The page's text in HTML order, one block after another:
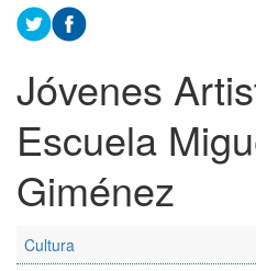
Jóvenes
Escuela
Giménez
Cultura